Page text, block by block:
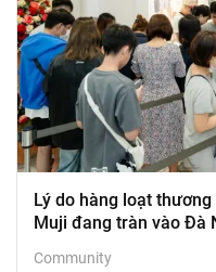
Lý do hàng loạt
Muji đang tràn vào Đà
Community